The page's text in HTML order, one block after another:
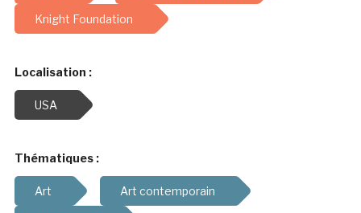
Knight Foundation
Localisation :
USA
Thématiques :
Art Art contemporain